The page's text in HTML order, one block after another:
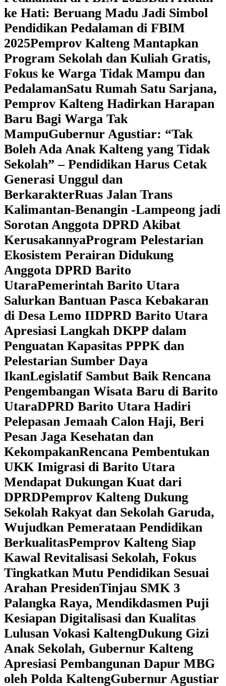
ke Hati: Beruang Madu Jadi Simbol
Pendidikan Pedalaman di FBIM
2025‎Pemprov Kalteng Mantapkan
Program Sekolah dan Kuliah Gratis,
Fokus ke Warga Tidak Mampu dan
Pedalaman‎Satu Rumah Satu Sarjana,
Pemprov Kalteng Hadirkan Harapan
Baru Bagi Warga Tak
Mampu‎Gubernur Agustiar: “Tak
Boleh Ada Anak Kalteng yang Tidak
Sekolah” – Pendidikan Harus Cetak
Generasi Unggul dan
BerkarakterRuas Jalan Trans
Kalimantan-Benangin -Lampeong jadi
Sorotan Anggota DPRD Akibat
KerusakannyaProgram Pelestarian
Ekosistem Perairan Didukung
Anggota DPRD Barito
UtaraPemerintah Barito Utara
Salurkan Bantuan Pasca Kebakaran
di Desa Lemo IIDPRD Barito Utara
Apresiasi Langkah DKPP dalam
Penguatan Kapasitas PPPK dan
Pelestarian Sumber Daya
IkanLegislatif Sambut Baik Rencana
Pengembangan Wisata Baru di Barito
UtaraDPRD Barito Utara Hadiri
Pelepasan Jemaah Calon Haji, Beri
Pesan Jaga Kesehatan dan
KekompakanRencana Pembentukan
UKK Imigrasi di Barito Utara
Mendapat Dukungan Kuat dari
DPRD‎Pemprov Kalteng Dukung
Sekolah Rakyat dan Sekolah Garuda,
Wujudkan Pemerataan Pendidikan
Berkualitas‎Pemprov Kalteng Siap
Kawal Revitalisasi Sekolah, Fokus
Tingkatkan Mutu Pendidikan Sesuai
Arahan Presiden‎Tinjau SMK 3
Palangka Raya, Mendikdasmen Puji
Kesiapan Digitalisasi dan Kualitas
Lulusan Vokasi Kalteng‎Dukung Gizi
Anak Sekolah, Gubernur Kalteng
Apresiasi Pembangunan Dapur MBG
oleh Polda Kalteng‎Gubernur Agustiar